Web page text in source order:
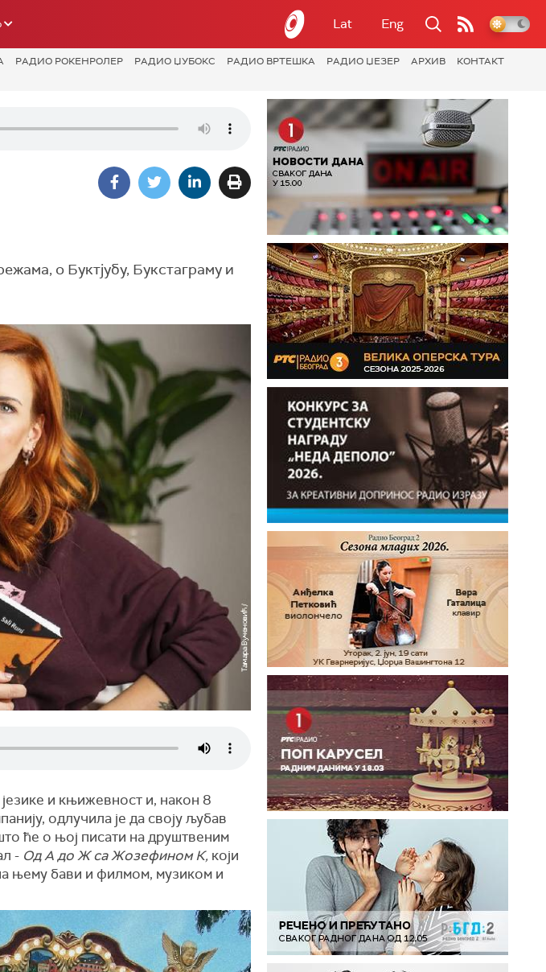
Lat Eng
РАДИО РОКЕНРОЛЕР РАДИО ЏУБОКС РАДИО ВРТЕШКА РАДИО ЏЕЗЕР АРХИВ
КОНТАКТ
о Буктјубу, Букстаграму и
и књижевност и, након 8
одлучила је да своју љубав
ће о њој писати на друштвеним
- Од А до Ж са Жозефином К, који
њему бави и филмом, музиком и